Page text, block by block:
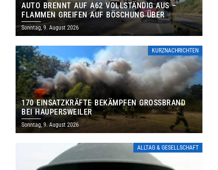
AUTO BRENNT AUF A62 VOLLSTÄNDIG AUS –
FLAMMEN GREIFEN AUF BÖSCHUNG ÜBER
Sonntag, 9. August 2026
KURZNACHRICHTEN
170 EINSATZKRÄFTE BEKÄMPFEN GROSSBRAND B
EI HAUPERSWEILER
Sonntag, 9. August 2026
ALLTAG & GESELLSCHAFT